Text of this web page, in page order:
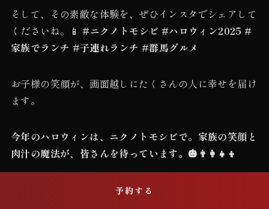
席を予約する
そして、その素敵な体験を、ぜひインスタでシェアして
くださいね。📱 #ニクノトモシビ #ハロウィン2025 #
家族でランチ #子連れランチ #群馬グルメ
お子様の笑顔が、画面越しにたくさんの人に幸せを届け
ます。
今年のハロウィンは、ニクノトモシビで。家族の笑顔と
肉汁の魔法が、皆さんを待っています。🎃👨‍👩‍👧‍👦
予約する